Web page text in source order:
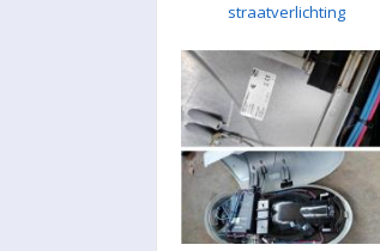
straatverlichting